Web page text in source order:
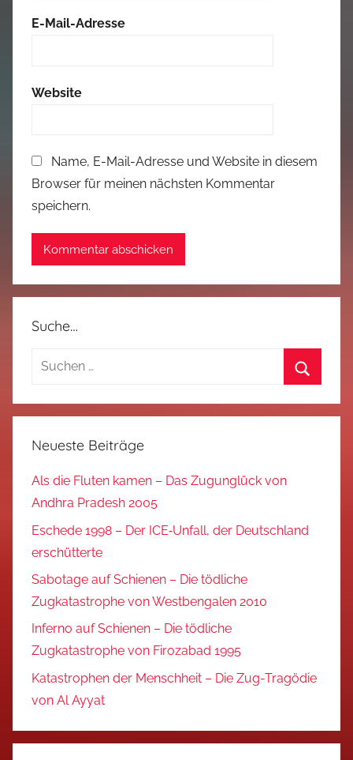
E-Mail-Adresse
Website
Name, E-Mail-Adresse und Website in diesem
Browser für meinen nächsten Kommentar
speichern.
Suche…
Suchen
Neueste Beiträge
Als die Fluten kamen – Das Zugunglück von
Andhra Pradesh 2005
Eschede 1998 – Der ICE‑Unfall, der Deutschland
erschütterte
Sabotage auf Schienen – Die tödliche
Zugkatastrophe von Westbengalen 2010
Inferno auf Schienen – Die tödliche
Zugkatastrophe von Firozabad 1995
Katastrophen der Menschheit – Die Zug-Tragödie
von Al Ayyat